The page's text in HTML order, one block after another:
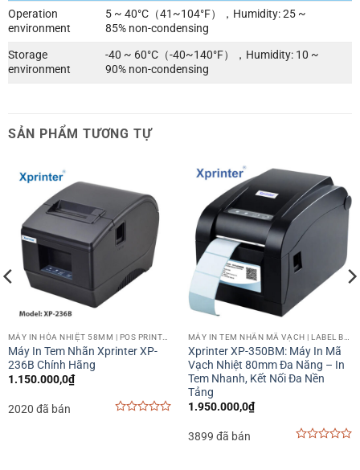
Operation
environment
5 ~ 40°C（41~104°F），Humidity: 25 ~
85% non-condensing
Storage
environment
-40 ~ 60°C（-40~140°F），Humidity: 10 ~
90% non-condensing
SẢN PHẨM TƯƠNG TỰ
Máy In Tem Nhãn Xprinter XP-
236B Chính Hãng
1.150.000,0₫
2020 đã bán
Xprinter XP-350BM: Máy In Mã
Vạch Nhiệt 80mm Đa Năng – In
Tem Nhanh, Kết Nối Đa Nền
Tảng
1.950.000,0₫
3899 đã bán